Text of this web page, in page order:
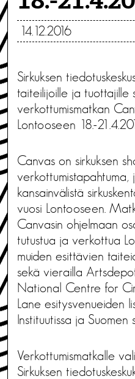
14.12.2016
Sirkuksen
taiteilijoille ja tuottajille
verkottumismatkan
Lontooseen 18.-
Canvas on sirkuksen
verkottumistapahtuma,
kansainvälistä
vuosi Lontooseen.
Canvasin ohjelmaan
tutustua ja verkottua
muiden esittävien
sekä vierailla
National Centre for
Lane esitysvenueiden
Instituutissa ja Suomen
Verkottumismatkalle
Sirkuksen